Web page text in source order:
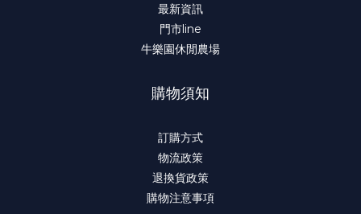
最新資訊
門市line
牛樂園休閒農場
購物須知
訂購方式
物流政策
退換貨政策
購物注意事項